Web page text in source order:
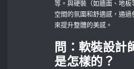
等。與硬裝（如牆面、地
空間的氛圍和舒適感，通
來提升整體的美感。
問：軟裝設計
是怎樣的？